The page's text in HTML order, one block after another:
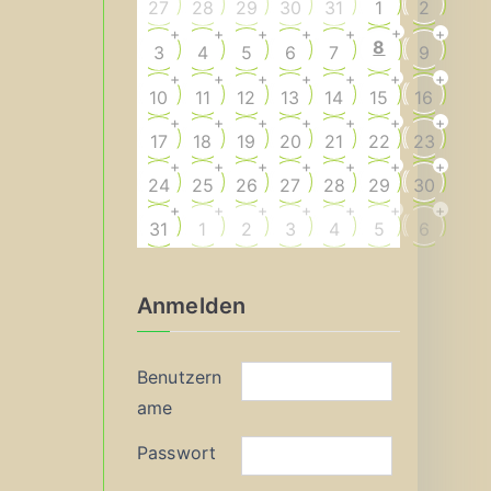
27 28 29 30 31 1 2
3
+
4
+
5
+
6
+
7
+
8
+
9
+
10
+
11
+
12
+
13
+
14
+
15
+
16
+
17
+
18
+
19
+
20
+
21
+
22
+
23
+
24
+
25
+
26
+
27
+
28
+
29
+
30
+
31
+
1
+
2
+
3
+
4
+
5
+
6
+
Anmelden
Benutzern
ame
Passwort